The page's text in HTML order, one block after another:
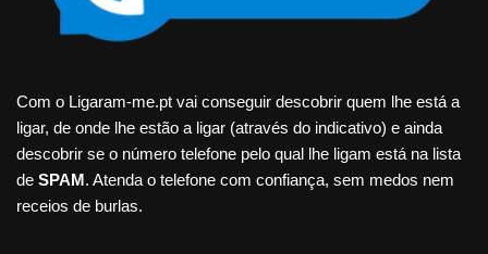
Com o Ligaram-me.pt vai conseguir descobrir quem lhe está a
ligar, de onde lhe estão a ligar (através do indicativo) e ainda
descobrir se o número telefone pelo qual lhe ligam está na lista
de SPAM. Atenda o telefone com confiança, sem medos nem
receios de burlas.